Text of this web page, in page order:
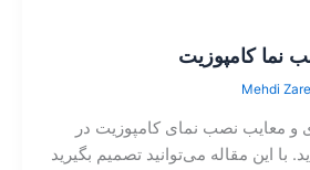
نما کامپوزیت
Mehdi
و معایب نصب نمای کامپوزیت در
با این مقاله می‌توانید تصمیم بگیرید